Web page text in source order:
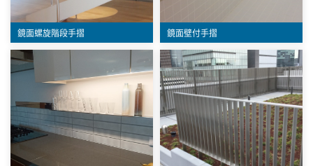
鏡面螺旋階段手摺 鏡面壁付手摺